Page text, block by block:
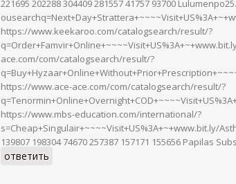
221695 202288 304409 281557 41757 93700
https://www.keekaroo.com/catalogsearch/result/?
ace.com/com/catalogsearch/result/?
https://www.ace-ace.com/com/catalogsearch/result/?
https://www.mbs-education.com/international/?
s=Cheap+Singulair+~~~~Visit+US%3A+~+www.bit.ly/
139807 198304 74670 257387 157171 155656 Papilas
ответить